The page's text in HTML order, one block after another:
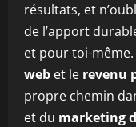
résultats, et
de l’apport
et pour toi-
web et le revenu
propre chemin
et du marketing